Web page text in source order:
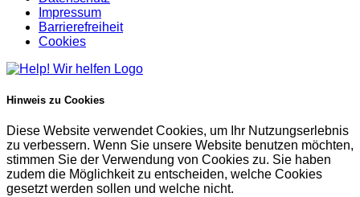
Impressum
Barrierefreiheit
Cookies
Hinweis zu Cookies
Diese Website verwendet Cookies, um Ihr Nutzungserlebnis
zu verbessern. Wenn Sie unsere Website benutzen möchten,
stimmen Sie der Verwendung von Cookies zu. Sie haben
zudem die Möglichkeit zu entscheiden, welche Cookies
gesetzt werden sollen und welche nicht.